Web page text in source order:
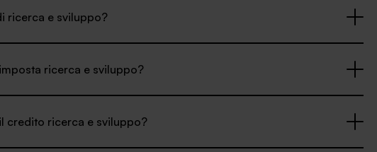
ricerca e sviluppo?
ricerca e sviluppo?
credito ricerca e sviluppo?